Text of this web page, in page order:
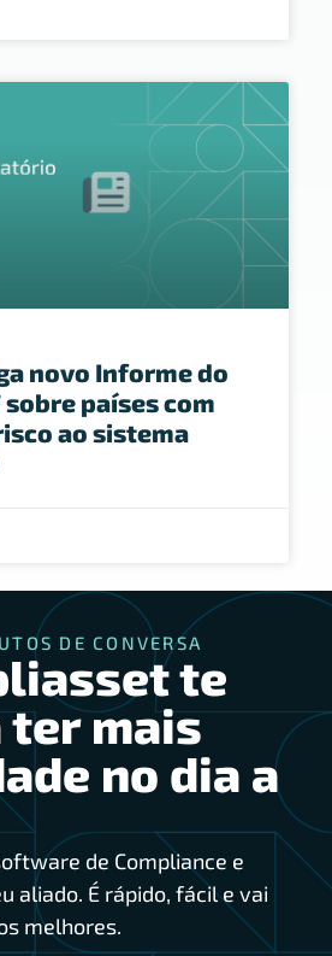
novo Informe do
sobre países com
ao sistema
DE CONVERSA
te
ter mais
no dia a
de Compliance e
aliado. É rápido, fácil e vai
melhores.